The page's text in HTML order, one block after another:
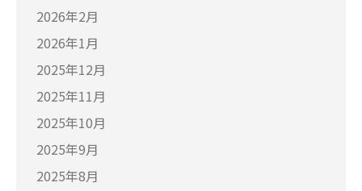
2026年2月
2026年1月
2025年12月
2025年11月
2025年10月
2025年9月
2025年8月